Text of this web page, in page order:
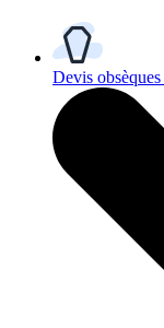
Devis obsèques